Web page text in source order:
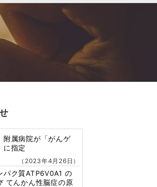
附属病院が「がんゲ
に指定
2023年4月26日
パク質ATP6V0A1 の
てんかん性脳症の原